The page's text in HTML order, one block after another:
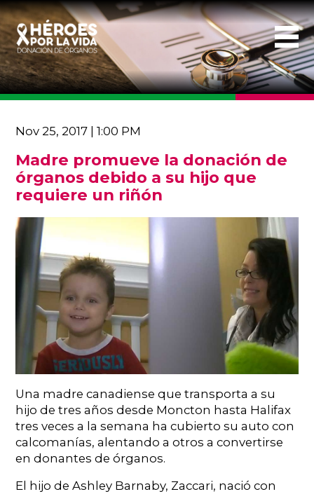
Nov 25, 2017 | 1:00 PM
Madre promueve la donación de
órganos debido a su hijo que
requiere un riñón
Una madre canadiense que transporta a su
hijo de tres años desde Moncton hasta Halifax
tres veces a la semana ha cubierto su auto con
calcomanías, alentando a otros a convertirse
en donantes de órganos.
El hijo de Ashley Barnaby, Zaccari, nació con